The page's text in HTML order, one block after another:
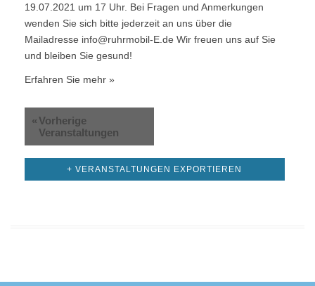
19.07.2021 um 17 Uhr. Bei Fragen und Anmerkungen
wenden Sie sich bitte jederzeit an uns über die
Mailadresse info@ruhrmobil-E.de Wir freuen uns auf Sie
und bleiben Sie gesund!
Erfahren Sie mehr »
«Vorherige
Veranstaltungen
+ VERANSTALTUNGEN EXPORTIEREN